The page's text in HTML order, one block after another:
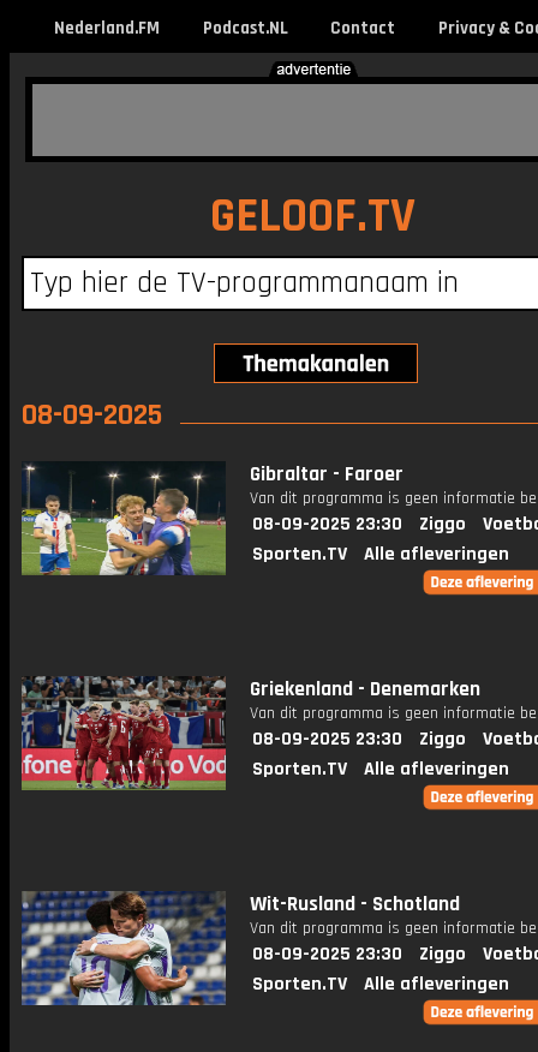
Nederland.FM Podcast.NL Contact Privacy &
GELOOF.TV
08-09-2025
Gibraltar - Faroer
Van dit programma is geen informatie
08-09-2025 23:30 Ziggo
Sporten.TV
Alle afleveringen
Griekenland - Denemarken
Van dit programma is geen informatie
08-09-2025 23:30 Ziggo
Sporten.TV
Alle afleveringen
Wit-Rusland - Schotland
Van dit programma is geen informatie
08-09-2025 23:30 Ziggo
Sporten.TV
Alle afleveringen